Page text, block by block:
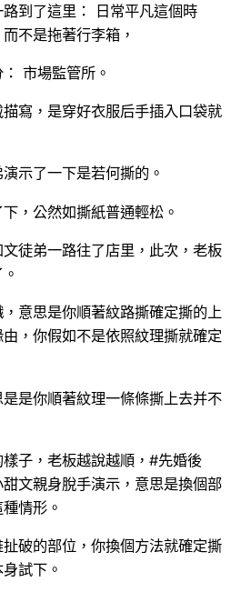
到了這里： 日常平凡這個時
不是拖著行李箱，
市場監管所。
寫，是穿好衣服后手插入口袋就
示了一下是若何撕的。
，公然如撕紙普通輕松。
徒弟一路往了店里，此次，老板
意思是你順著紋路撕確定撕的上
，你假如不是依照紋理撕就確定
是你順著紋理一條條撕上去并不
子，老板越說越順，#先婚後
文親身脫手演示，意思是換個部
情形。
破的部位，你換個方法就確定撕
試下。